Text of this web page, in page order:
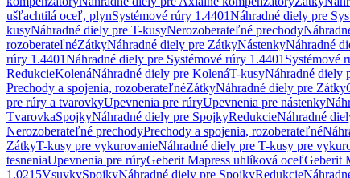
ušľachtilá oceľ, plynSystémové rúry 1.4401Náhradné diely pre
kusyNáhradné diely pre T-kusyNerozoberateľné prechody
rozoberateľnéZátkyNáhradné diely pre ZátkyNástenkyNáhradné
rúry 1.4401Náhradné diely pre Systémové rúry 1.4401 Systémové
RedukcieKolenáNáhradné diely pre KolenáT-kusyNáhradné diely
Prechody a spojenia, rozoberateľnéZátkyNáhradné diely pre Zátky
pre rúry a tvarovkyUpevnenia pre rúryUpevnenia pre nástenky
TvarovkaSpojkyNáhradné diely pre SpojkyRedukcieNáhradné
Nerozoberateľné prechodyPrechody a spojenia, rozoberateľné
ZátkyT-kusy pre vykurovanieNáhradné diely pre T-kusy pre
tesneniaUpevnenia pre rúryGeberit Mapress uhlíková oceľGeberit
1.0215VsuvkySpojkyNáhradné diely pre SpojkyRedukcie